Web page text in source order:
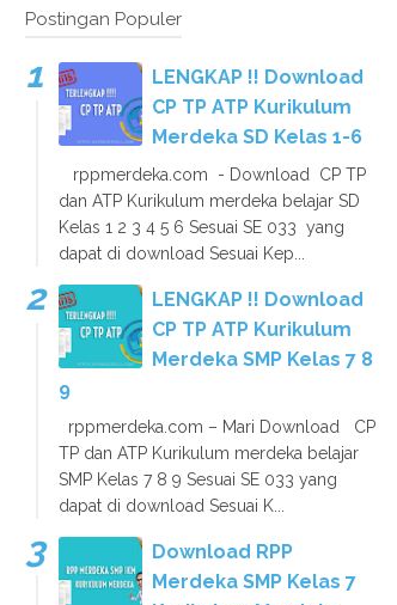
Postingan Populer
LENGKAP !! Download
CP TP ATP Kurikulum
Merdeka SD Kelas 1-6
rppmerdeka.com - Download CP TP
dan ATP Kurikulum merdeka belajar SD
Kelas 1 2 3 4 5 6 Sesuai SE 033 yang
dapat di download Sesuai Kep...
LENGKAP !! Download
CP TP ATP Kurikulum
Merdeka SMP Kelas 7 8
9
rppmerdeka.com – Mari Download CP
TP dan ATP Kurikulum merdeka belajar
SMP Kelas 7 8 9 Sesuai SE 033 yang
dapat di download Sesuai K...
Download RPP
Merdeka SMP Kelas 7